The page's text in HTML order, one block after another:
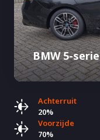
BMW 5-serie
Achterruit
20%
Voorzijde
70%